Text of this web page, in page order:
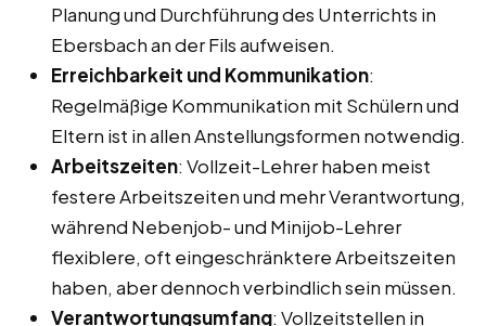
Planung und Durchführung des Unterrichts in
Ebersbach an der Fils aufweisen.
Erreichbarkeit und Kommunikation:
Regelmäßige Kommunikation mit Schülern und
Eltern ist in allen Anstellungsformen notwendig.
Arbeitszeiten: Vollzeit-Lehrer haben meist
festere Arbeitszeiten und mehr Verantwortung,
während Nebenjob- und Minijob-Lehrer
flexiblere, oft eingeschränktere Arbeitszeiten
haben, aber dennoch verbindlich sein müssen.
Verantwortungsumfang: Vollzeitstellen in